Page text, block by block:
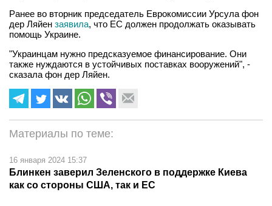
Ранее во вторник председатель Еврокомиссии Урсула фон
дер Ляйен заявила, что ЕС должен продолжать оказывать
помощь Украине.
"Украинцам нужно предсказуемое финансирование. Они
также нуждаются в устойчивых поставках вооружений", -
сказала фон дер Ляйен.
Материалы по теме:
16 января 2024 15:37
Блинкен заверил Зеленского в поддержке Киева
как со стороны США, так и ЕС